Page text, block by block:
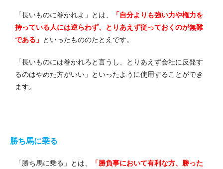
「長いものに巻かれよ」とは、
「自分よりも強い力や権力を
持っている人には逆らわず、とりあえず従っておくのが無難
である」 といったもののたとえです。
「長いものには巻かれろと言うし、とりあえず会社に反発す
るのはやめた方がいい」といったように使用することができ
ます。
勝ち馬に乗る
「勝ち馬に乗る」とは、 「勝負事において有利な方、勝った